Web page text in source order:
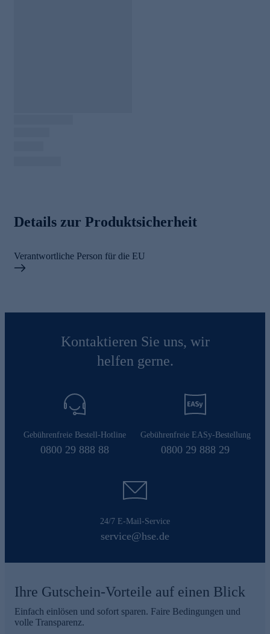
Details zur Produktsicherheit
Verantwortliche Person für die EU
Kontaktieren Sie uns, wir
helfen gerne.
Gebührenfreie Bestell-Hotline
0800 29 888 88
Gebührenfreie EASy-Bestellung
0800 29 888 29
24/7 E-Mail-Service
service@hse.de
Ihre Gutschein-Vorteile auf einen Blick
Einfach einlösen und sofort sparen. Faire Bedingungen und
volle Transparenz.